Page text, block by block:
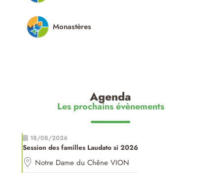
Monastères
Agenda
Les prochains évènements
18/08/2026
Session des familles Laudato si 2026
Notre Dame du Chêne VION